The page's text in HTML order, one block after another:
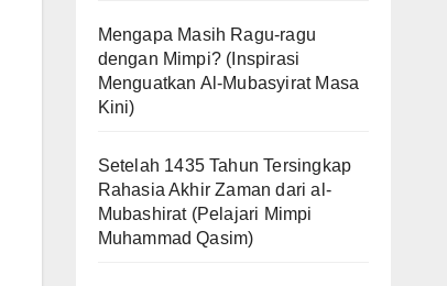
Mengapa Masih Ragu-ragu
dengan Mimpi? (Inspirasi
Menguatkan Al-Mubasyirat Masa
Kini)
Setelah 1435 Tahun Tersingkap
Rahasia Akhir Zaman dari al-
Mubashirat (Pelajari Mimpi
Muhammad Qasim)